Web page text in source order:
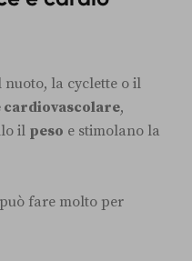
la cyclette o il
cardiovascolare,
il peso e stimolano la
fare molto per